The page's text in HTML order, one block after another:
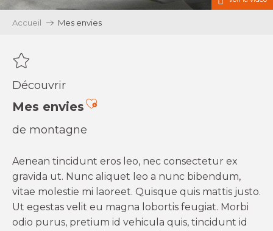
Accueil Mes envies
Découvrir
Mes enviesAjouter aux favoris
de montagne
Aenean tincidunt eros leo, nec consectetur ex
gravida ut. Nunc aliquet leo a nunc bibendum,
vitae molestie mi laoreet. Quisque quis mattis justo.
Ut egestas velit eu magna lobortis feugiat. Morbi
odio purus, pretium id vehicula quis, tincidunt id